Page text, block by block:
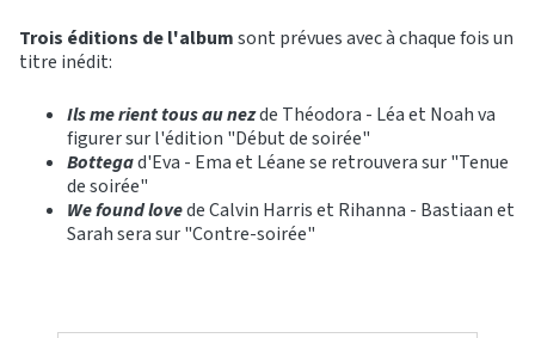
Trois éditions de l'albumsont prévues avec à chaque fois un
titre inédit:
Ils me rient tous au nezde Théodora - Léa et Noah va
figurer sur l'édition "Début de soirée"
Bottegad'Eva - Ema et Léane se retrouvera sur "Tenue
de soirée"
We found lovede Calvin Harris et Rihanna - Bastiaan et
Sarah sera sur "Contre-soirée"